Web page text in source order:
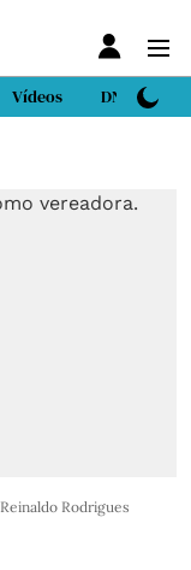
Vídeos DN Sport
Reinaldo Rodrigues